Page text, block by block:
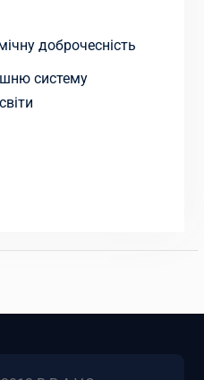
доброчесність
систему